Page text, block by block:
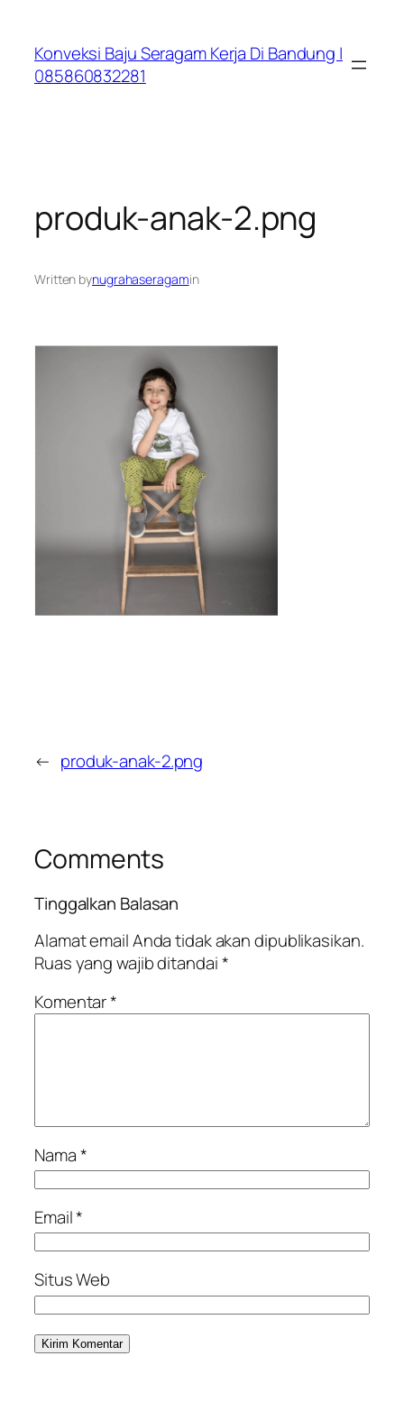
konten
Konveksi Baju Seragam Kerja Di Bandung |
085860832281
produk-anak-2.png
Written bynugrahaseragamin
← produk-anak-2.png
Comments
Tinggalkan Balasan
Alamat email Anda tidak akan dipublikasikan.
Ruas yang wajib ditandai*
Komentar*
Nama*
Email*
Situs Web